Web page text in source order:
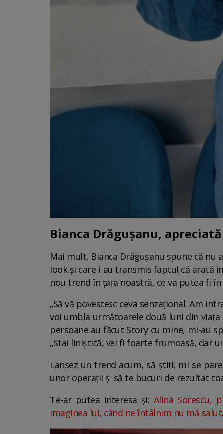
Bianca Drăgușanu,
Mai mult, Bianca Drăgușanu spune că
look și care i-au transmis faptul că arată
nou trend în țara noastră, ce va putea fi
„Să vă povestesc ceva senzațional. Am
voi umbla următoarele două luni din viața
persoane au făcut Story cu mine, mi-au
„Stai liniștită, vei fi foarte frumoasă, dar
Lansez un trend acum, să știți, mi se
unor operații și să te bucuri de rezultat
Te-ar putea interesa și: Alina Sorescu,
imaginea lui, când ne întâlnim nu mă